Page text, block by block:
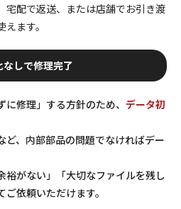
宅配で返送、または店舗でお引き渡
ます。
しで修理完了
修理」する方針のため、 データ初
ど、内部部品の問題でなければデー
裕がない」「大切なファイルを残し
依頼いただけます。